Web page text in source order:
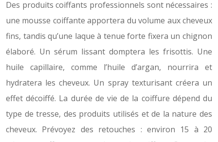
Des produits coiffants professionnels sont nécessaires :
une mousse coiffante apportera du volume aux cheveux
fins, tandis qu’une laque à tenue forte fixera un chignon
élaboré. Un sérum lissant domptera les frisottis. Une
huile capillaire, comme l’huile d’argan, nourrira et
hydratera les cheveux. Un spray texturisant créera un
effet décoiffé. La durée de vie de la coiffure dépend du
type de tresse, des produits utilisés et de la nature des
cheveux. Prévoyez des retouches : environ 15 à 20